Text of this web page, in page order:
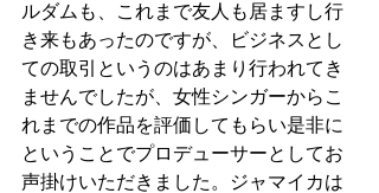
ルダムも、これまで友人も居ますし行
き来もあったのですが、ビジネスとし
ての取引というのはあまり行われてき
ませんでしたが、女性シンガーからこ
れまでの作品を評価してもらい是非に
ということでプロデューサーとしてお
声掛けいただきました。ジャマイカは